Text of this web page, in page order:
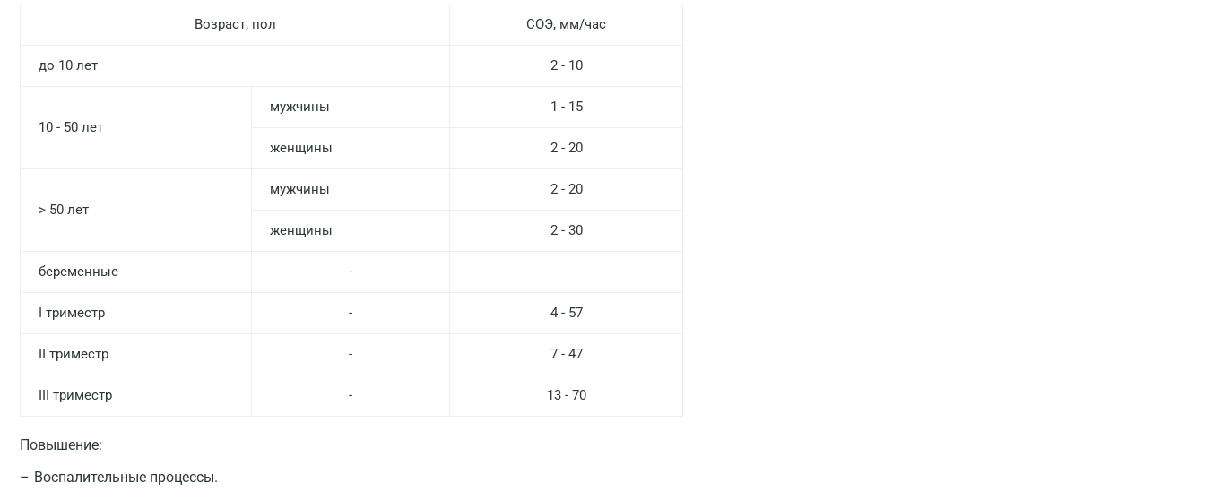
Возраст, пол СОЭ, мм/час
до 10 лет 2 - 10
10 - 50 лет
мужчины 1 - 15
женщины 2 - 20
> 50 лет
мужчины 2 - 20
женщины 2 - 30
беременные -
I триместр - 4 - 57
II триместр - 7 - 47
III триместр - 13 - 70
Повышение:
Воспалительные процессы.